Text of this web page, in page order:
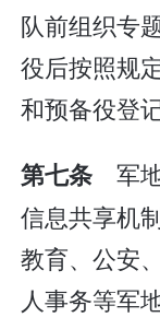
队前组织专
役后按照规
和预备役登记
第七条军
信息共享机
教育、公安
人事务等军